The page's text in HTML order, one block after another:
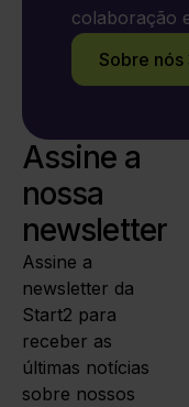
colaboração
Sobre nós
Assine a
nossa
newsletter
Assine a
newsletter da
Start2 para
receber as
últimas notícias
sobre nossos